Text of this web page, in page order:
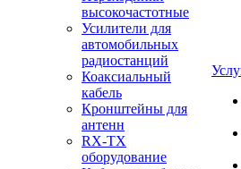
высокочастотные
Усилители для
автомобильных
радиостанций
Коаксиальный
кабель
Кронштейны для
антенн
RX-TX
оборудование